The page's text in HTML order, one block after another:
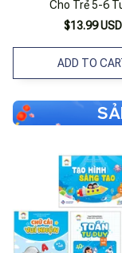
Cho Trẻ 5-6
$13.99 USD
ADD TO